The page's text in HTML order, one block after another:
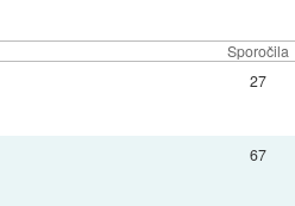
Sporočila
27
67